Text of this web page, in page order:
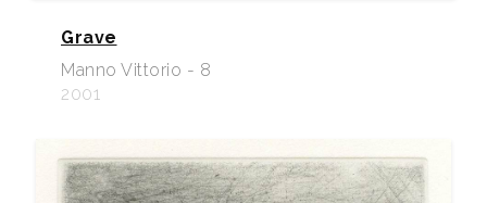
Grave
Manno Vittorio - 8
2001